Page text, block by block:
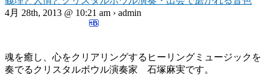
4月 28th, 2013 @ 10:21 am › admin
魂を癒し、心をクリアリングするヒーリングミュージックを
奏でるクリスタルボウル演奏家 石塚麻実です。